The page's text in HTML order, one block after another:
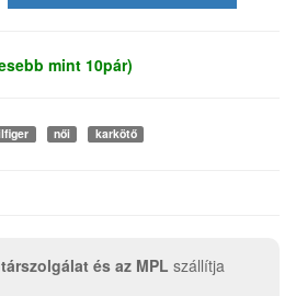
mint 10pár)
női karkötő
és az MPL szállítja